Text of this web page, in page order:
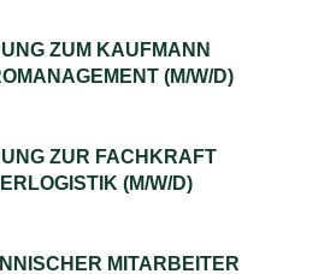
ZUM KAUFMANN
(M/W/D)
ZUR FACHKRAFT
(M/W/D)
MITARBEITER